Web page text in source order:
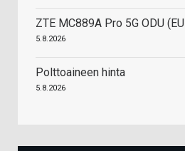
ZTE MC889A Pro 5G ODU
5.8.2026
Polttoaineen hinta
5.8.2026